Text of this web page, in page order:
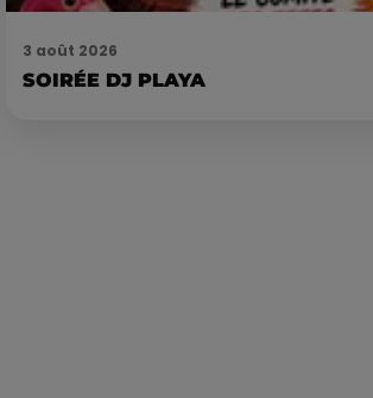
3 août 2026
SOIRÉE DJ PLAYA